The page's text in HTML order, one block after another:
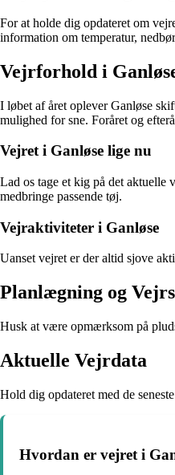
For at holde dig opdateret om
information om temperatur,
Vejrforhold i
I løbet af året oplever Ganløse
mulighed for sne. Foråret og
Vejret i Ganløse lige nu
Lad os tage et kig på det aktuelle
medbringe passende tøj.
Vejraktiviteter i Ganløse
Uanset vejret er der altid sjove
Planlægning og
Husk at være opmærksom på
Aktuelle Vejrdata
Hold dig opdateret med de
Hvordan er vejret i